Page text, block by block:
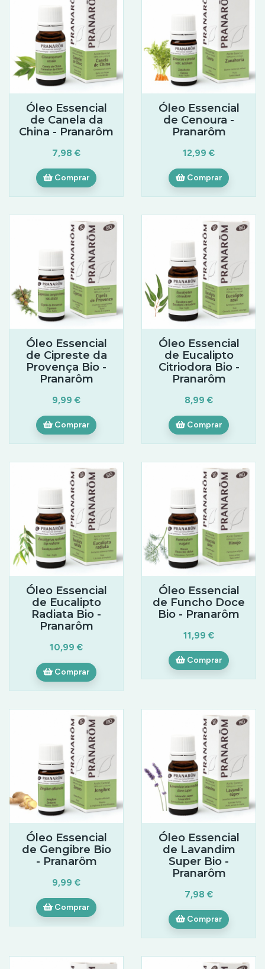
Óleo Essencial
de Canela da
China - Pranarôm
7,98 €
Comprar
Óleo Essencial
de Cenoura -
Pranarôm
12,99 €
Comprar
Óleo Essencial
de Cipreste da
Provença Bio -
Pranarôm
9,99 €
Comprar
Óleo Essencial
de Eucalipto
Citriodora Bio -
Pranarôm
8,99 €
Comprar
Óleo Essencial
de Eucalipto
Radiata Bio -
Pranarôm
10,99 €
Comprar
Óleo Essencial
de Funcho Doce
Bio - Pranarôm
11,99 €
Comprar
Óleo Essencial
de Gengibre Bio
- Pranarôm
9,99 €
Comprar
Óleo Essencial
de Lavandim
Super Bio -
Pranarôm
7,98 €
Comprar